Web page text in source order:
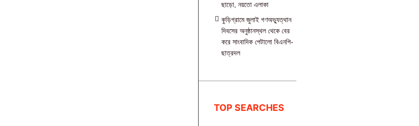
ছাড়ো, নয়তো এলাকা
কুড়িগ্রামে জুলাই গণঅভ্যুত্থান
দিবসের অনুষ্ঠানস্থল থেকে বের
করে সাংবাদিক পেটালো বিএনপি-
ছাত্রদল
TOP SEARCHES